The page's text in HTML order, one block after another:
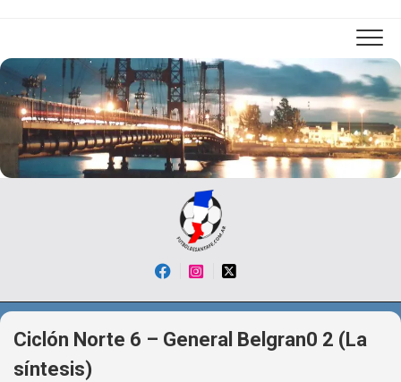
Ciclón Norte 6 – General Belgran0 2 (La
síntesis)